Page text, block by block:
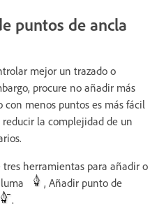
puntos de ancla
mejor un trazado o
procure no añadir más
con menos puntos es más fácil
la complejidad de un
herramientas para añadir o
, Añadir punto de
.